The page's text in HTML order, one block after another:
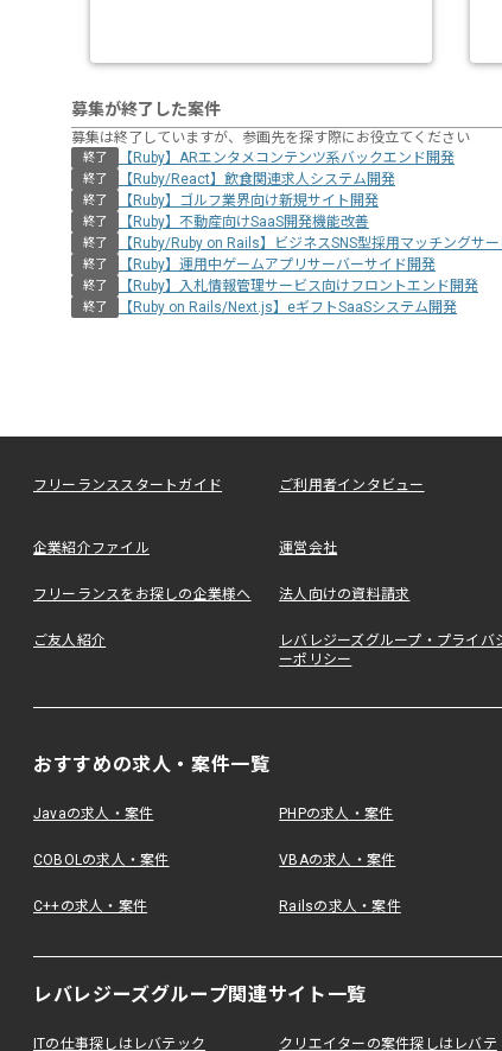
募集が終了した案件
募集は終了していますが、参画先を探す際にお役立てください
終了 【Ruby】ARエンタメコンテンツ系バックエンド開発
終了 【Ruby/React】飲食関連求人システム開発
終了 【Ruby】ゴルフ業界向け新規サイト開発
終了 【Ruby】不動産向けSaaS開発機能改善
終了 【Ruby/Ruby on Rails】ビジネスSNS型採用マッチングサ
終了 【Ruby】運用中ゲームアプリサーバーサイド開発
終了 【Ruby】入札情報管理サービス向けフロントエンド開発
終了 【Ruby on Rails/Next.js】eギフトSaaSシステム開発
フリーランススタートガイド ご利用者インタビュー
企業紹介ファイル 運営会社
フリーランスをお探しの企業様へ 法人向けの資料請求
ご友人紹介
レバレジーズグループ・プライバ
ーポリシー
おすすめの求人・案件一覧
Javaの求人・案件 PHPの求人・案件
COBOLの求人・案件 VBAの求人・案件
C++の求人・案件 Railsの求人・案件
レバレジーズグループ関連サイト一覧
ITの仕事探しはレバテック クリエイターの案件探しはレバテ